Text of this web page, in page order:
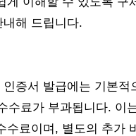
내해 드립니다.
인증서 발급에는 기본적
수료가 부과됩니다. 이
수료이며, 별도의 추가